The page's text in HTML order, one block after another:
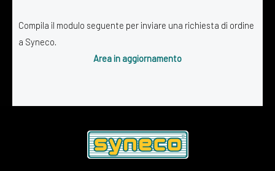
Compila il modulo seguente per inviare una richiesta di ordine
a Syneco.
Area in aggiornamento